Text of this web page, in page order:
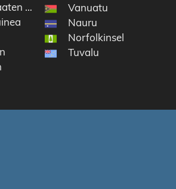
von Mikronesien
Vanuatu
Nauru
Norfolkinsel
Tuvalu